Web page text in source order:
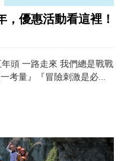
優惠活動看這裡！
頭 一路走來 我們總是戰戰
考量』『冒險刺激是必
新 或是 2012年就提供了
』 2015年就提供了